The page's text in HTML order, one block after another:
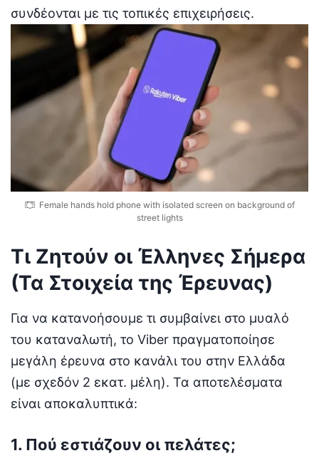
συνδέονται με τις τοπικές επιχειρήσεις.
Female hands hold phone with isolated screen on background of
street lights
Τι Ζητούν οι Έλληνες Σήμερα
(Τα Στοιχεία της Έρευνας)
Για να κατανοήσουμε τι συμβαίνει στο μυαλό
του καταναλωτή, το Viber πραγματοποίησε
μεγάλη έρευνα στο κανάλι του στην Ελλάδα
(με σχεδόν 2 εκατ. μέλη). Τα αποτελέσματα
είναι αποκαλυπτικά:
1. Πού εστιάζουν οι πελάτες;